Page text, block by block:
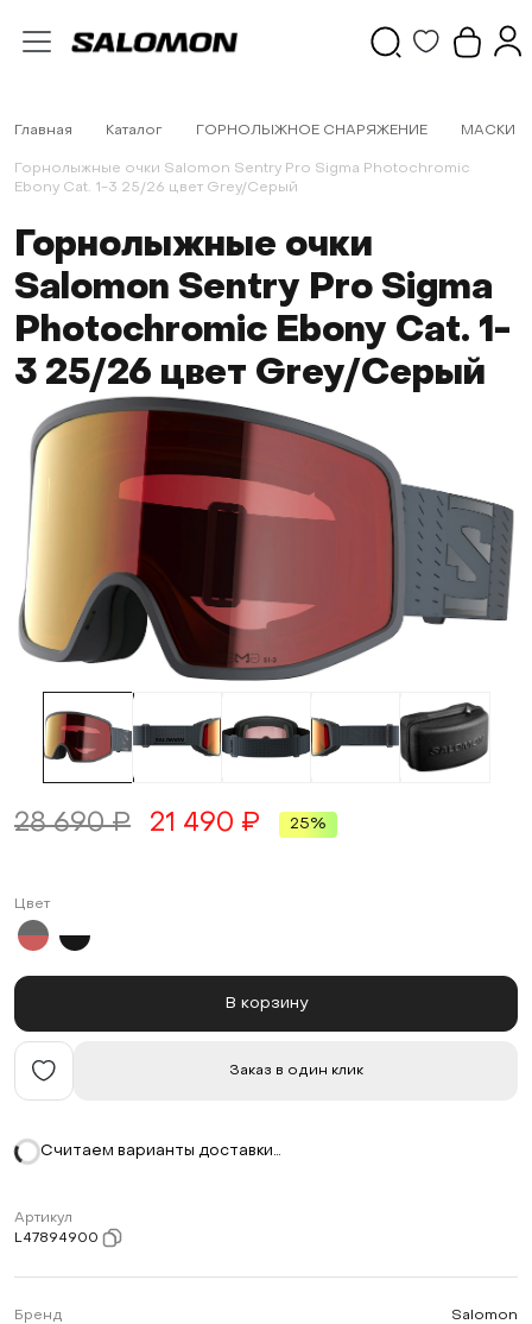
Главная Каталог ГОРНОЛЫЖНОЕ СНАРЯЖЕНИЕ МАСКИ
Горнолыжные очки Salomon Sentry Pro Sigma Photochromic
Ebony Cat. 1-3 25/26 цвет Grey/Серый
Горнолыжные очки
Salomon Sentry Pro Sigma
Photochromic Ebony Cat. 1-
3 25/26 цвет Grey/Серый
28 690 ₽ 21 490 ₽ 25%
Цвет
В корзину
Заказ в один клик
Считаем варианты доставки…
Артикул
L47894900
Бренд Salomon